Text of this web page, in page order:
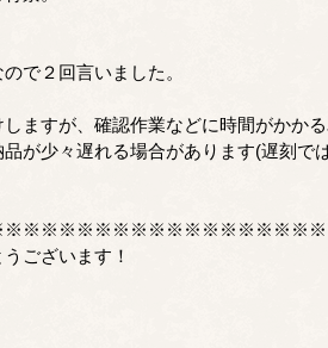
で２回言いました。
ますが、確認作業などに時間がかか
が少々遅れる場合があります(遅刻で
ございます！